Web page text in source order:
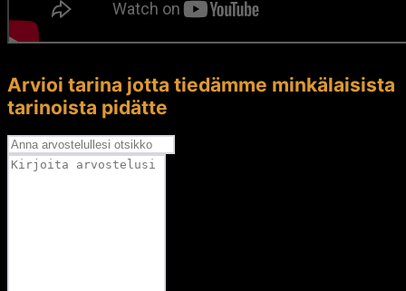
Arvioi tarina jotta tiedämme minkälaisista
tarinoista pidätte